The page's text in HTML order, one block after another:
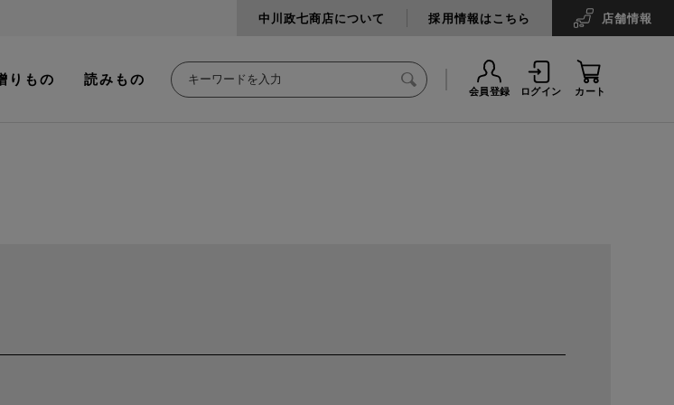
中川政七商店について 採用情報はこちら 店舗情報
りもの 読みもの
会員登録 ログイン カート